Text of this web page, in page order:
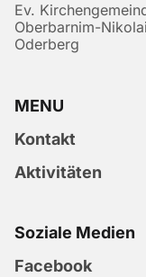
Ev.
Oberbarnim-
Oderberg
MENU
Kontakt
Aktivitäten
Soziale Medien
Facebook